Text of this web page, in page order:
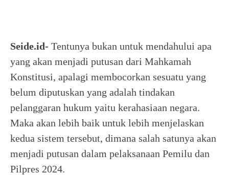
Seide.id- Tentunya bukan untuk mendahului apa
yang akan menjadi putusan dari Mahkamah
Konstitusi, apalagi membocorkan sesuatu yang
belum diputuskan yang adalah tindakan
pelanggaran hukum yaitu kerahasiaan negara.
Maka akan lebih baik untuk lebih menjelaskan
kedua sistem tersebut, dimana salah satunya akan
menjadi putusan dalam pelaksanaan Pemilu dan
Pilpres 2024.